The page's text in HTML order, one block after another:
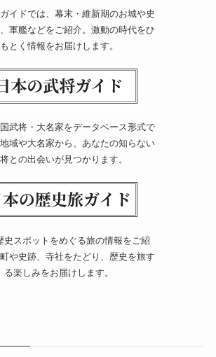
イドでは、幕末・維新期のお城や史
軍艦などをご紹介。激動の時代をひ
もとく情報をお届けします。
武将・大名家をデータベース形式で
域や大名家から、あなたの知らない
との出会いが見つかります。
史スポットをめぐる旅の情報をご紹
や史跡、寺社をたどり、歴史を旅す
る楽しみをお届けします。